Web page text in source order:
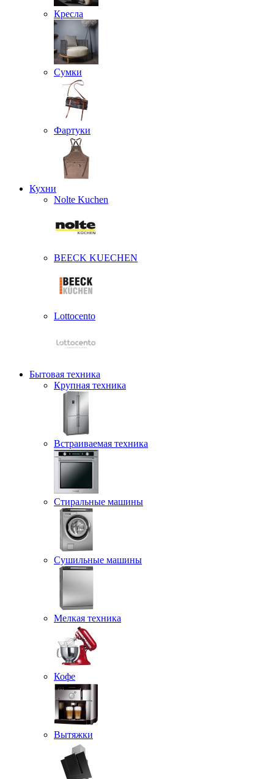
Кресла
Сумки
Фартуки
Кухни
Nolte Kuchen
BEECK KUECHEN
Lottocento
Бытовая техника
Крупная техника
Встраиваемая техника
Стиральные машины
Сушильные машины
Мелкая техника
Кофе
Вытяжки